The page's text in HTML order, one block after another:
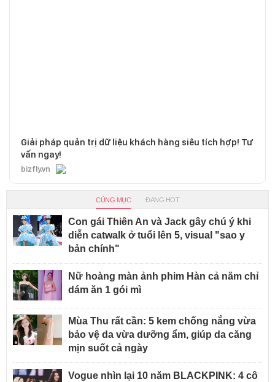
Giải pháp quản trị dữ liệu khách hàng siêu tích hợp! Tư
vấn ngay!
bizfly.vn
CÙNG MỤC ĐANG HOT
Con gái Thiên An và Jack gây chú ý khi
diễn catwalk ở tuổi lên 5, visual "sao y
bản chính"
Nữ hoàng màn ảnh phim Hàn cả năm chỉ
dám ăn 1 gói mì
Mùa Thu rất cần: 5 kem chống nắng vừa
bảo vệ da vừa dưỡng ẩm, giúp da căng
mịn suốt cả ngày
Vogue nhìn lại 10 năm BLACKPINK: 4 cô